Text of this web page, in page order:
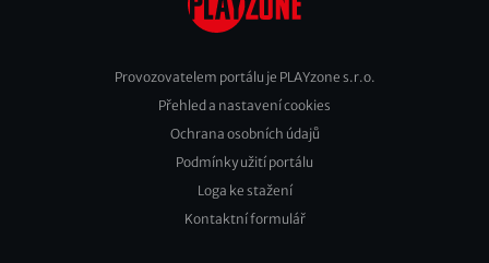
Footer
Provozovatelem portálu je PLAYzone s.r.o.
Přehled a nastavení cookies
Ochrana osobních údajů
Podmínky užití portálu
Loga ke stažení
Kontaktní formulář